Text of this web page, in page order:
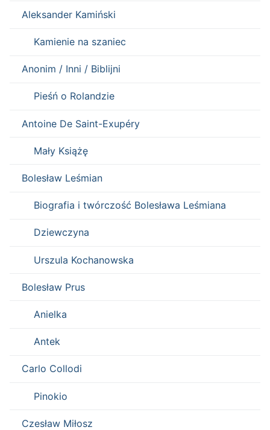
Aleksander Kamiński
Kamienie na szaniec
Anonim / Inni / Biblijni
Pieśń o Rolandzie
Antoine De Saint-Exupéry
Mały Książę
Bolesław Leśmian
Biografia i twórczość Bolesława Leśmiana
Dziewczyna
Urszula Kochanowska
Bolesław Prus
Anielka
Antek
Carlo Collodi
Pinokio
Czesław Miłosz